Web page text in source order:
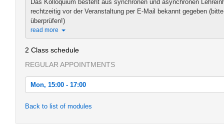
Das Kolloquium besteht aus synchronen und asynchronen
rechtzeitig vor der Veranstaltung per E-Mail bekannt gegeben
überprüfen!)
read more
2 Class schedule
REGULAR APPOINTMENTS
Mon, 15:00 - 17:00
Back to list of modules